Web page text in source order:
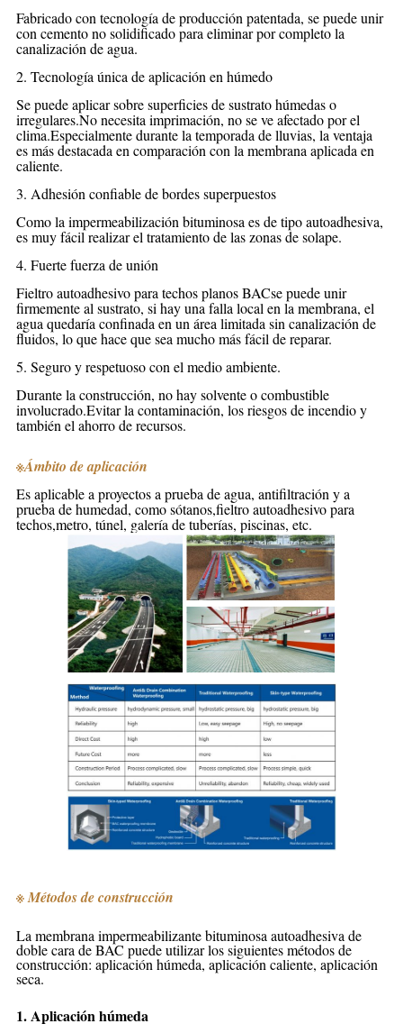
Fabricado con tecnología de producción patentada, se puede unir
con cemento no solidificado para eliminar por completo la
canalización de agua.
2. Tecnología única de aplicación en húmedo
Se puede aplicar sobre superficies de sustrato húmedas o
irregulares.No necesita imprimación, no se ve afectado por el
clima.Especialmente durante la temporada de lluvias, la ventaja
es más destacada en comparación con la membrana aplicada en
caliente.
3. Adhesión confiable de bordes superpuestos
Como la impermeabilización bituminosa es de tipo autoadhesiva,
es muy fácil realizar el tratamiento de las zonas de solape.
4. Fuerte fuerza de unión
Fieltro autoadhesivo para techos planos BACse puede unir
firmemente al sustrato, si hay una falla local en la membrana, el
agua quedaría confinada en un área limitada sin canalización de
fluidos, lo que hace que sea mucho más fácil de reparar.
5. Seguro y respetuoso con el medio ambiente.
Durante la construcción, no hay solvente o combustible
involucrado.Evitar la contaminación, los riesgos de incendio y
también el ahorro de recursos.
※Ámbito de aplicación
Es aplicable a proyectos a prueba de agua, antifiltración y a
prueba de humedad, como sótanos,fieltro autoadhesivo para
techos,metro, túnel, galería de tuberías, piscinas, etc.
※ Métodos de construcción
La membrana impermeabilizante bituminosa autoadhesiva de
doble cara de BAC puede utilizar los siguientes métodos de
construcción: aplicación húmeda, aplicación caliente, aplicación
seca.
1. Aplicación húmeda